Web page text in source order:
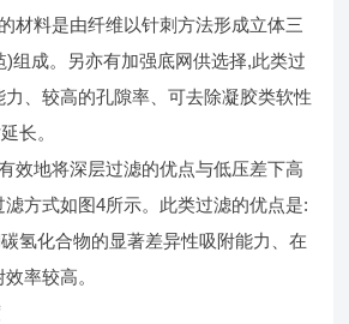
材料是由纤维以针刺方法形成立体三
组成。另亦有加强底网供选择,此类过
、较高的孔隙率、可去除凝胶类软性
长。
效地将深层过滤的优点与低压差下高
方式如图4所示。此类过滤的优点是:
氢化合物的显著差异性吸附能力、在
率较高。